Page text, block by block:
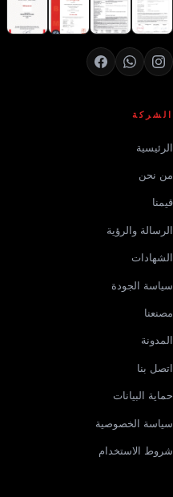
الشركة
الرئيسية
من نحن
قيمنا
الرسالة والرؤية
الشهادات
سياسة الجودة
مصنعنا
المدونة
اتصل بنا
حماية البيانات
سياسة الخصوصية
شروط الاستخدام